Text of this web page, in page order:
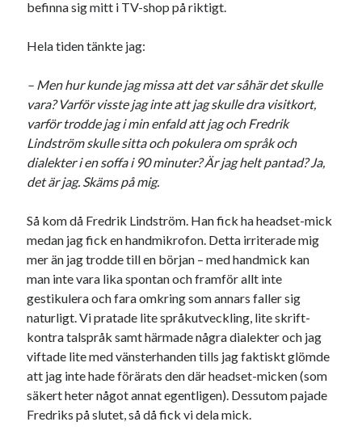
Godisbrödet från himlen
Länkskolan
Vad ska du laga för mat idag? (Recept!)
Meta
Logga in
Flöde för inlägg
WordPress.org
Pejpalla!
befinna sig mitt i TV-shop på riktigt.
Hela tiden tänkte jag:
– Men hur kunde jag missa att det var såhär det skulle
vara? Varför visste jag inte att jag skulle dra visitkort,
varför trodde jag i min enfald att jag och Fredrik
Lindström skulle sitta och pokulera om språk och
dialekter i en soffa i 90 minuter? Är jag helt pantad? Ja,
det är jag. Skäms på mig.
Så kom då Fredrik Lindström. Han fick ha headset-mick
medan jag fick en handmikrofon. Detta irriterade mig
mer än jag trodde till en början – med handmick kan
man inte vara lika spontan och framför allt inte
gestikulera och fara omkring som annars faller sig
naturligt. Vi pratade lite språkutveckling, lite skrift-
kontra talspråk samt härmade några dialekter och jag
viftade lite med vänsterhanden tills jag faktiskt glömde
att jag inte hade förärats den där headset-micken (som
säkert heter något annat egentligen). Dessutom pajade
Fredriks på slutet, så då fick vi dela mick.